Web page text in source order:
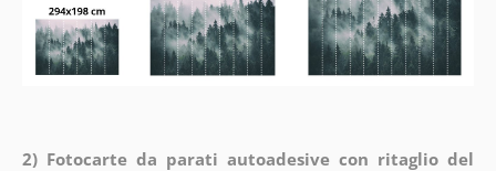
2) Fotocarte da parati autoadesive con ritaglio del